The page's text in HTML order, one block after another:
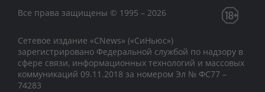
Все права защищены © 1995 – 2026
Сетевое издание «CNews» («СиНьюс»)
зарегистрировано Федеральной службой по надзору в
сфере связи, информационных технологий и массовых
коммуникаций 09.11.2018 за номером Эл № ФС77 –
74283